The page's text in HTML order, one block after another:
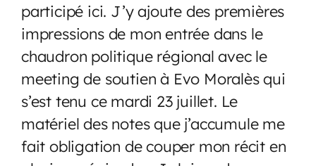
participé ici. J’y ajoute des premières
impressions de mon entrée dans le
chaudron politique régional avec le
meeting de soutien à Evo Moralès qui
s’est tenu ce mardi 23 juillet. Le
matériel des notes que j’accumule me
fait obligation de couper mon récit en